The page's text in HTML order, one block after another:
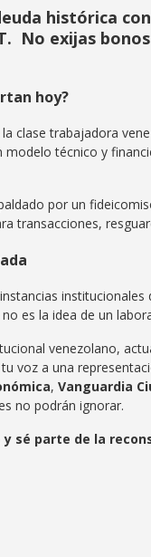
histórica
No exijas
hoy?
clase trabajadora
modelo técnico y
por un
transacciones,
es la idea de un
venezolano,
voz a una
, Vanguardia
no podrán ignorar.
sé parte de la